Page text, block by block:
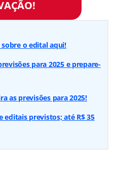
sobre o edital aqui!
para 2025 e prepare-
as previsões para 2025!
editais previstos; até R$ 35